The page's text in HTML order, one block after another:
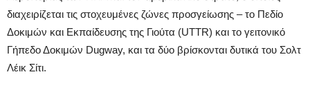
διαχειρίζεται τις στοχευμένες ζώνες προσγείωσης – το Πεδίο
Δοκιμών και Εκπαίδευσης της Γιούτα (UTTR) και το γειτονικό
Γήπεδο Δοκιμών Dugway, και τα δύο βρίσκονται δυτικά του Σολτ
Λέικ Σίτι.